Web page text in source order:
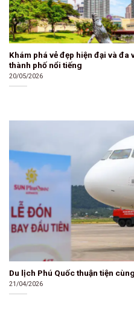
Khám phá vẻ đẹp hiện đại và
thành phố nổi tiếng
20/05/2026
Du lịch Phú Quốc thuận tiện
21/04/2026